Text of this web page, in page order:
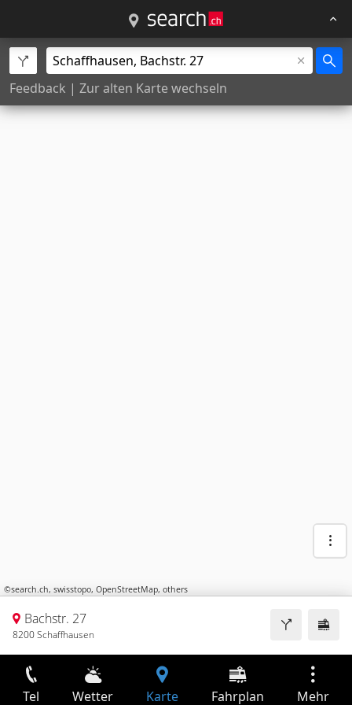
Feedback | Zur alten Karte wechseln
©search.ch, swisstopo, OpenStreetMap, others
Bachstr. 27
8200 Schaffhausen
Tel Wetter Karte Fahrplan Mehr